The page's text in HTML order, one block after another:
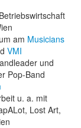
am Musicians
VMI
und
Pop-Band
u. a. mit
Lost Art,